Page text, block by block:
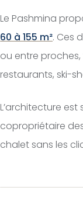
Le Pashmina
60 à 155 m². Ces
ou entre
restaurants, ski-
L’architecture
copropriétaire
chalet sans les